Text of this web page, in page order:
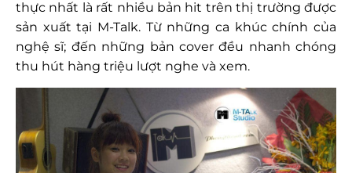
thực nhất là rất nhiều bản hit trên thị trường được
sản xuất tại M-Talk. Từ những ca khúc chính của
nghệ sĩ; đến những bản cover đều nhanh chóng
thu hút hàng triệu lượt nghe và xem.